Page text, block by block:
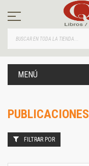
contenido
MENÚ
PUBLICACIONES
FILTRAR POR